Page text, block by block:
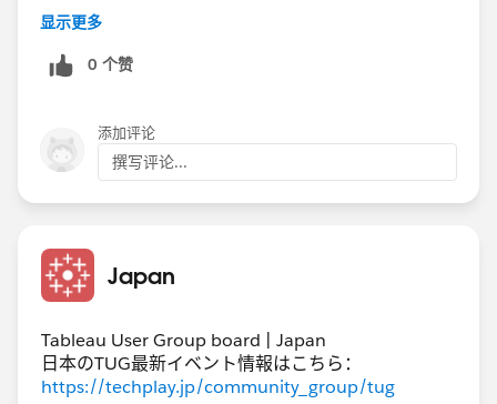
显示更多
0 个赞
添加评论
撰写评论...
Japan
Tableau User Group board | Japan
日本のTUG最新イベント情報はこちら：
https://techplay.jp/community_group/tug